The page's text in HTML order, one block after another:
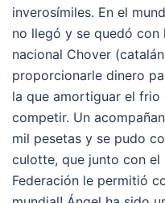
inverosímiles. En el
no llegó y se quedó
nacional Chover
proporcionarle dinero
la que amortiguar el frio
competir. Un
mil pesetas y se pudo
culotte, que junto con
Federación le permitió